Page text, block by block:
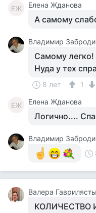
ЕЖ Елена Жданова
А самому
Владимир
Самому
Нуда у тех
8 лет 1
ЕЖ Елена Жданова
Логично....
Владимир
Валера
КОЛИЧЕСТВО